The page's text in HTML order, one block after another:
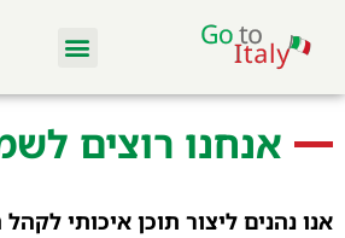
אנחנו רוצים
אנו נהנים ליצור תוכן איכותי